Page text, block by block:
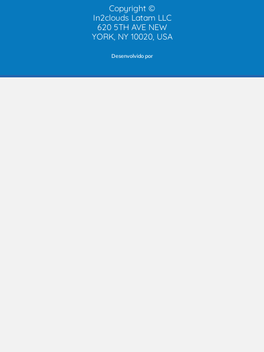
Copyright ©
In2clouds Latam LLC
620 5TH AVE NEW
YORK, NY 10020, USA
Desenvolvido por